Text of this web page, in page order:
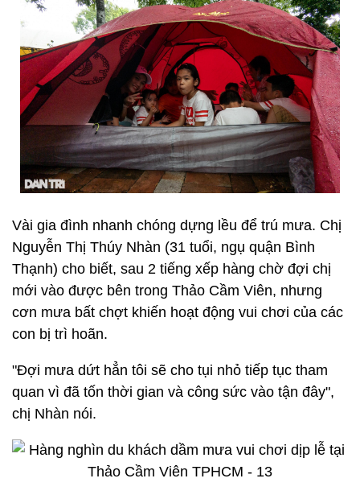
Vài gia đình nhanh chóng dựng lều để trú mưa. Chị
Nguyễn Thị Thúy Nhàn (31 tuổi, ngụ quận Bình
Thạnh) cho biết, sau 2 tiếng xếp hàng chờ đợi chị
mới vào được bên trong Thảo Cầm Viên, nhưng
cơn mưa bất chợt khiến hoạt động vui chơi của các
con bị trì hoãn.
"Đợi mưa dứt hẳn tôi sẽ cho tụi nhỏ tiếp tục tham
quan vì đã tốn thời gian và công sức vào tận đây",
chị Nhàn nói.